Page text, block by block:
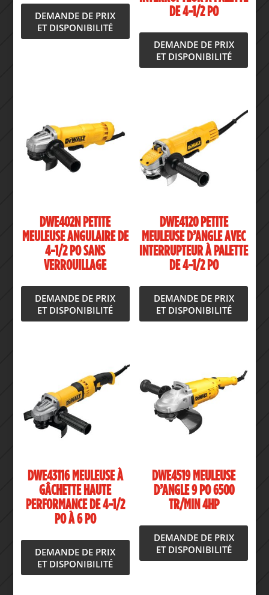
DEMANDE DE PRIX
ET DISPONIBILITÉ
DE 4-1/2 PO
DEMANDE DE PRIX
ET DISPONIBILITÉ
DWE402N PETITE
MEULEUSE ANGULAIRE DE
4-1/2 PO SANS
VERROUILLAGE
DEMANDE DE PRIX
ET DISPONIBILITÉ
DWE4120 PETITE
MEULEUSE D’ANGLE AVEC
INTERRUPTEUR À PALETTE
DE 4-1/2 PO
DEMANDE DE PRIX
ET DISPONIBILITÉ
DWE43116 MEULEUSE À
GÂCHETTE HAUTE
PERFORMANCE DE 4-1/2
PO À 6 PO
DEMANDE DE PRIX
ET DISPONIBILITÉ
DWE4519 MEULEUSE
D’ANGLE 9 PO 6500
TR/MIN 4HP
DEMANDE DE PRIX
ET DISPONIBILITÉ